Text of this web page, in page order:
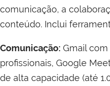
comunicação, a
conteúdo. Inclui
Comunicação: Gmail
profissionais, Google
de alta capacidade (até